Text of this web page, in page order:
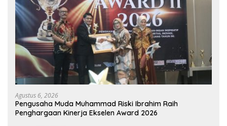
Agustus 6, 2026
Pengusaha Muda Muhammad Riski Ibrahim Raih
Penghargaan Kinerja Ekselen Award 2026